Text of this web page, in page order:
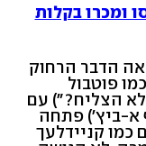
ומכרו בקלות
הדבר הרחוק
פוטבול
הצליח?") עם
א-ביץ') פתחה
כמו קניידלעך